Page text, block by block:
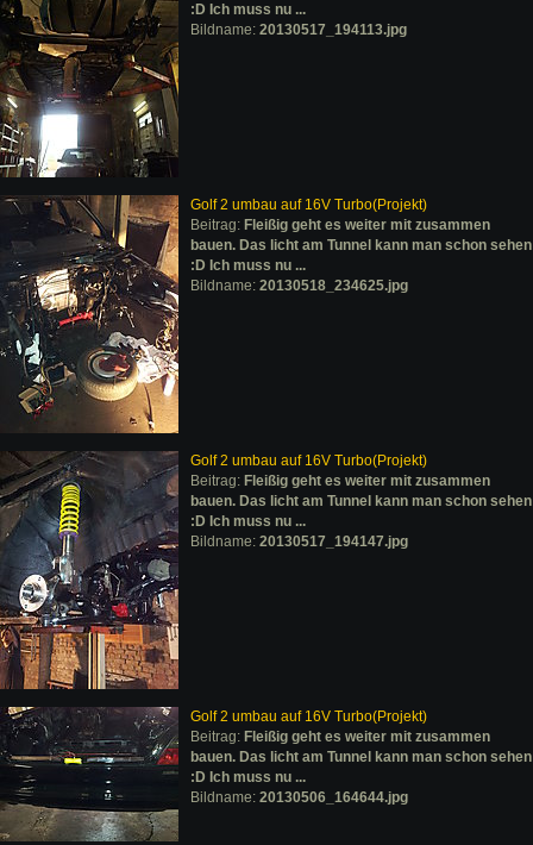
:D Ich muss nu ...
Bildname: 20130517_194113.jpg
Golf 2 umbau auf 16V Turbo(Projekt)
Beitrag: Fleißig geht es weiter mit zusammen
bauen. Das licht am Tunnel kann man schon sehen
:D Ich muss nu ...
Bildname: 20130518_234625.jpg
Golf 2 umbau auf 16V Turbo(Projekt)
Beitrag: Fleißig geht es weiter mit zusammen
bauen. Das licht am Tunnel kann man schon sehen
:D Ich muss nu ...
Bildname: 20130517_194147.jpg
Golf 2 umbau auf 16V Turbo(Projekt)
Beitrag: Fleißig geht es weiter mit zusammen
bauen. Das licht am Tunnel kann man schon sehen
:D Ich muss nu ...
Bildname: 20130506_164644.jpg